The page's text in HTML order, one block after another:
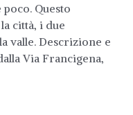
Questo
città, i due
valle. Descrizione e
Via Francigena,